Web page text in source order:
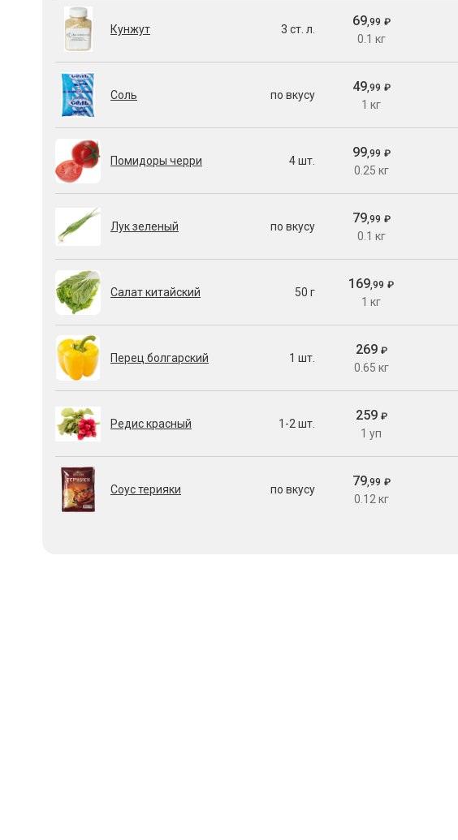
Кунжут 3 ст. л.
69,99 ₽
0.1 кг
Соль по вкусу
49,99 ₽
1 кг
Помидоры черри 4 шт.
99,99 ₽
0.25 кг
Лук зеленый по вкусу
79,99 ₽
0.1 кг
Салат китайский 50 г
169,99 ₽
1 кг
Перец болгарский 1 шт.
269 ₽
0.65 кг
Редис красный 1-2 шт.
259 ₽
1 уп
Соус терияки по вкусу
79,99 ₽
0.12 кг